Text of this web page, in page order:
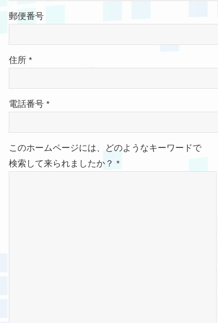
郵便番号
住所 *
電話番号 *
このホームページには、どのようなキーワードで
検索して来られましたか？ *